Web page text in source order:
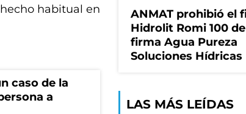
habitual en
caso de la
a
ANMAT prohibió el
Hidrolit Romi 100
firma Agua Pureza
Soluciones Hídricas
LAS MÁS LEÍDAS